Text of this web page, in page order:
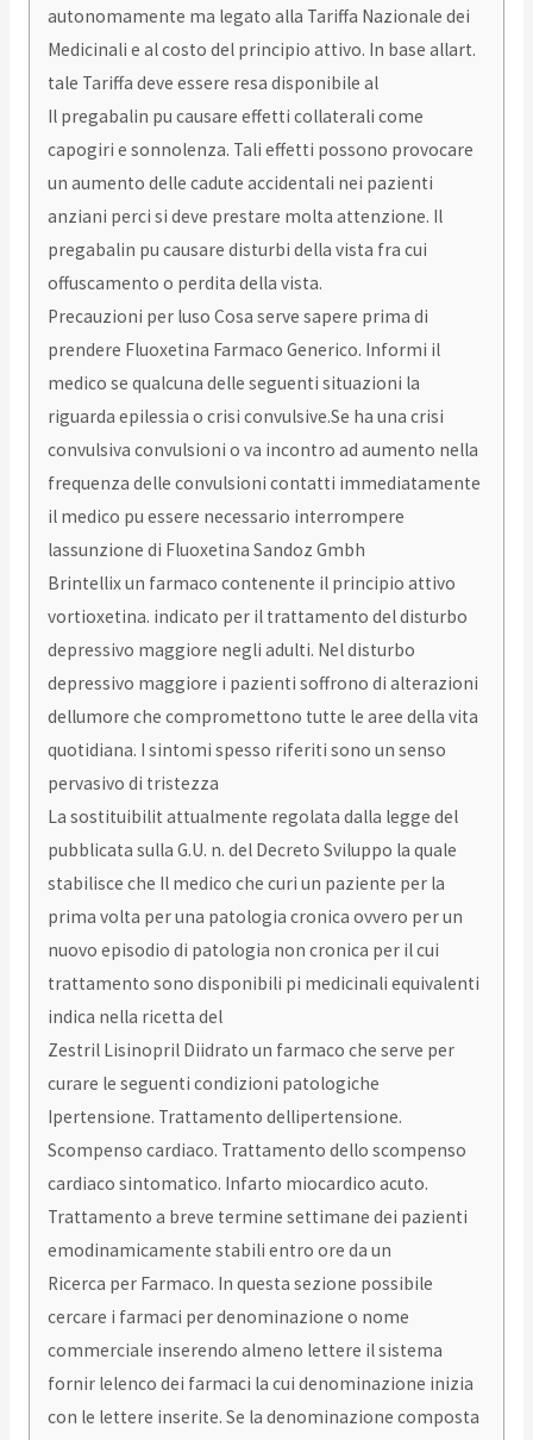
autonomamente ma legato alla Tariffa Nazionale dei
Medicinali e al costo del principio attivo. In base allart.
tale Tariffa deve essere resa disponibile al
Il pregabalin pu causare effetti collaterali come
capogiri e sonnolenza. Tali effetti possono provocare
un aumento delle cadute accidentali nei pazienti
anziani perci si deve prestare molta attenzione. Il
pregabalin pu causare disturbi della vista fra cui
offuscamento o perdita della vista.
Precauzioni per luso Cosa serve sapere prima di
prendere Fluoxetina Farmaco Generico. Informi il
medico se qualcuna delle seguenti situazioni la
riguarda epilessia o crisi convulsive.Se ha una crisi
convulsiva convulsioni o va incontro ad aumento nella
frequenza delle convulsioni contatti immediatamente
il medico pu essere necessario interrompere
lassunzione di Fluoxetina Sandoz Gmbh
Brintellix un farmaco contenente il principio attivo
vortioxetina. indicato per il trattamento del disturbo
depressivo maggiore negli adulti. Nel disturbo
depressivo maggiore i pazienti soffrono di alterazioni
dellumore che compromettono tutte le aree della vita
quotidiana. I sintomi spesso riferiti sono un senso
pervasivo di tristezza
La sostituibilit attualmente regolata dalla legge del
pubblicata sulla G.U. n. del Decreto Sviluppo la quale
stabilisce che Il medico che curi un paziente per la
prima volta per una patologia cronica ovvero per un
nuovo episodio di patologia non cronica per il cui
trattamento sono disponibili pi medicinali equivalenti
indica nella ricetta del
Zestril Lisinopril Diidrato un farmaco che serve per
curare le seguenti condizioni patologiche
Ipertensione. Trattamento dellipertensione.
Scompenso cardiaco. Trattamento dello scompenso
cardiaco sintomatico. Infarto miocardico acuto.
Trattamento a breve termine settimane dei pazienti
emodinamicamente stabili entro ore da un
Ricerca per Farmaco. In questa sezione possibile
cercare i farmaci per denominazione o nome
commerciale inserendo almeno lettere il sistema
fornir lelenco dei farmaci la cui denominazione inizia
con le lettere inserite. Se la denominazione composta